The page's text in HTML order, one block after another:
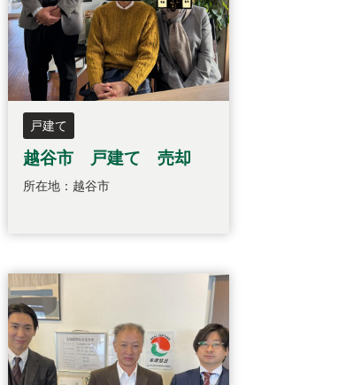
戸建て
越谷市 戸建て 売却
所在地：越谷市